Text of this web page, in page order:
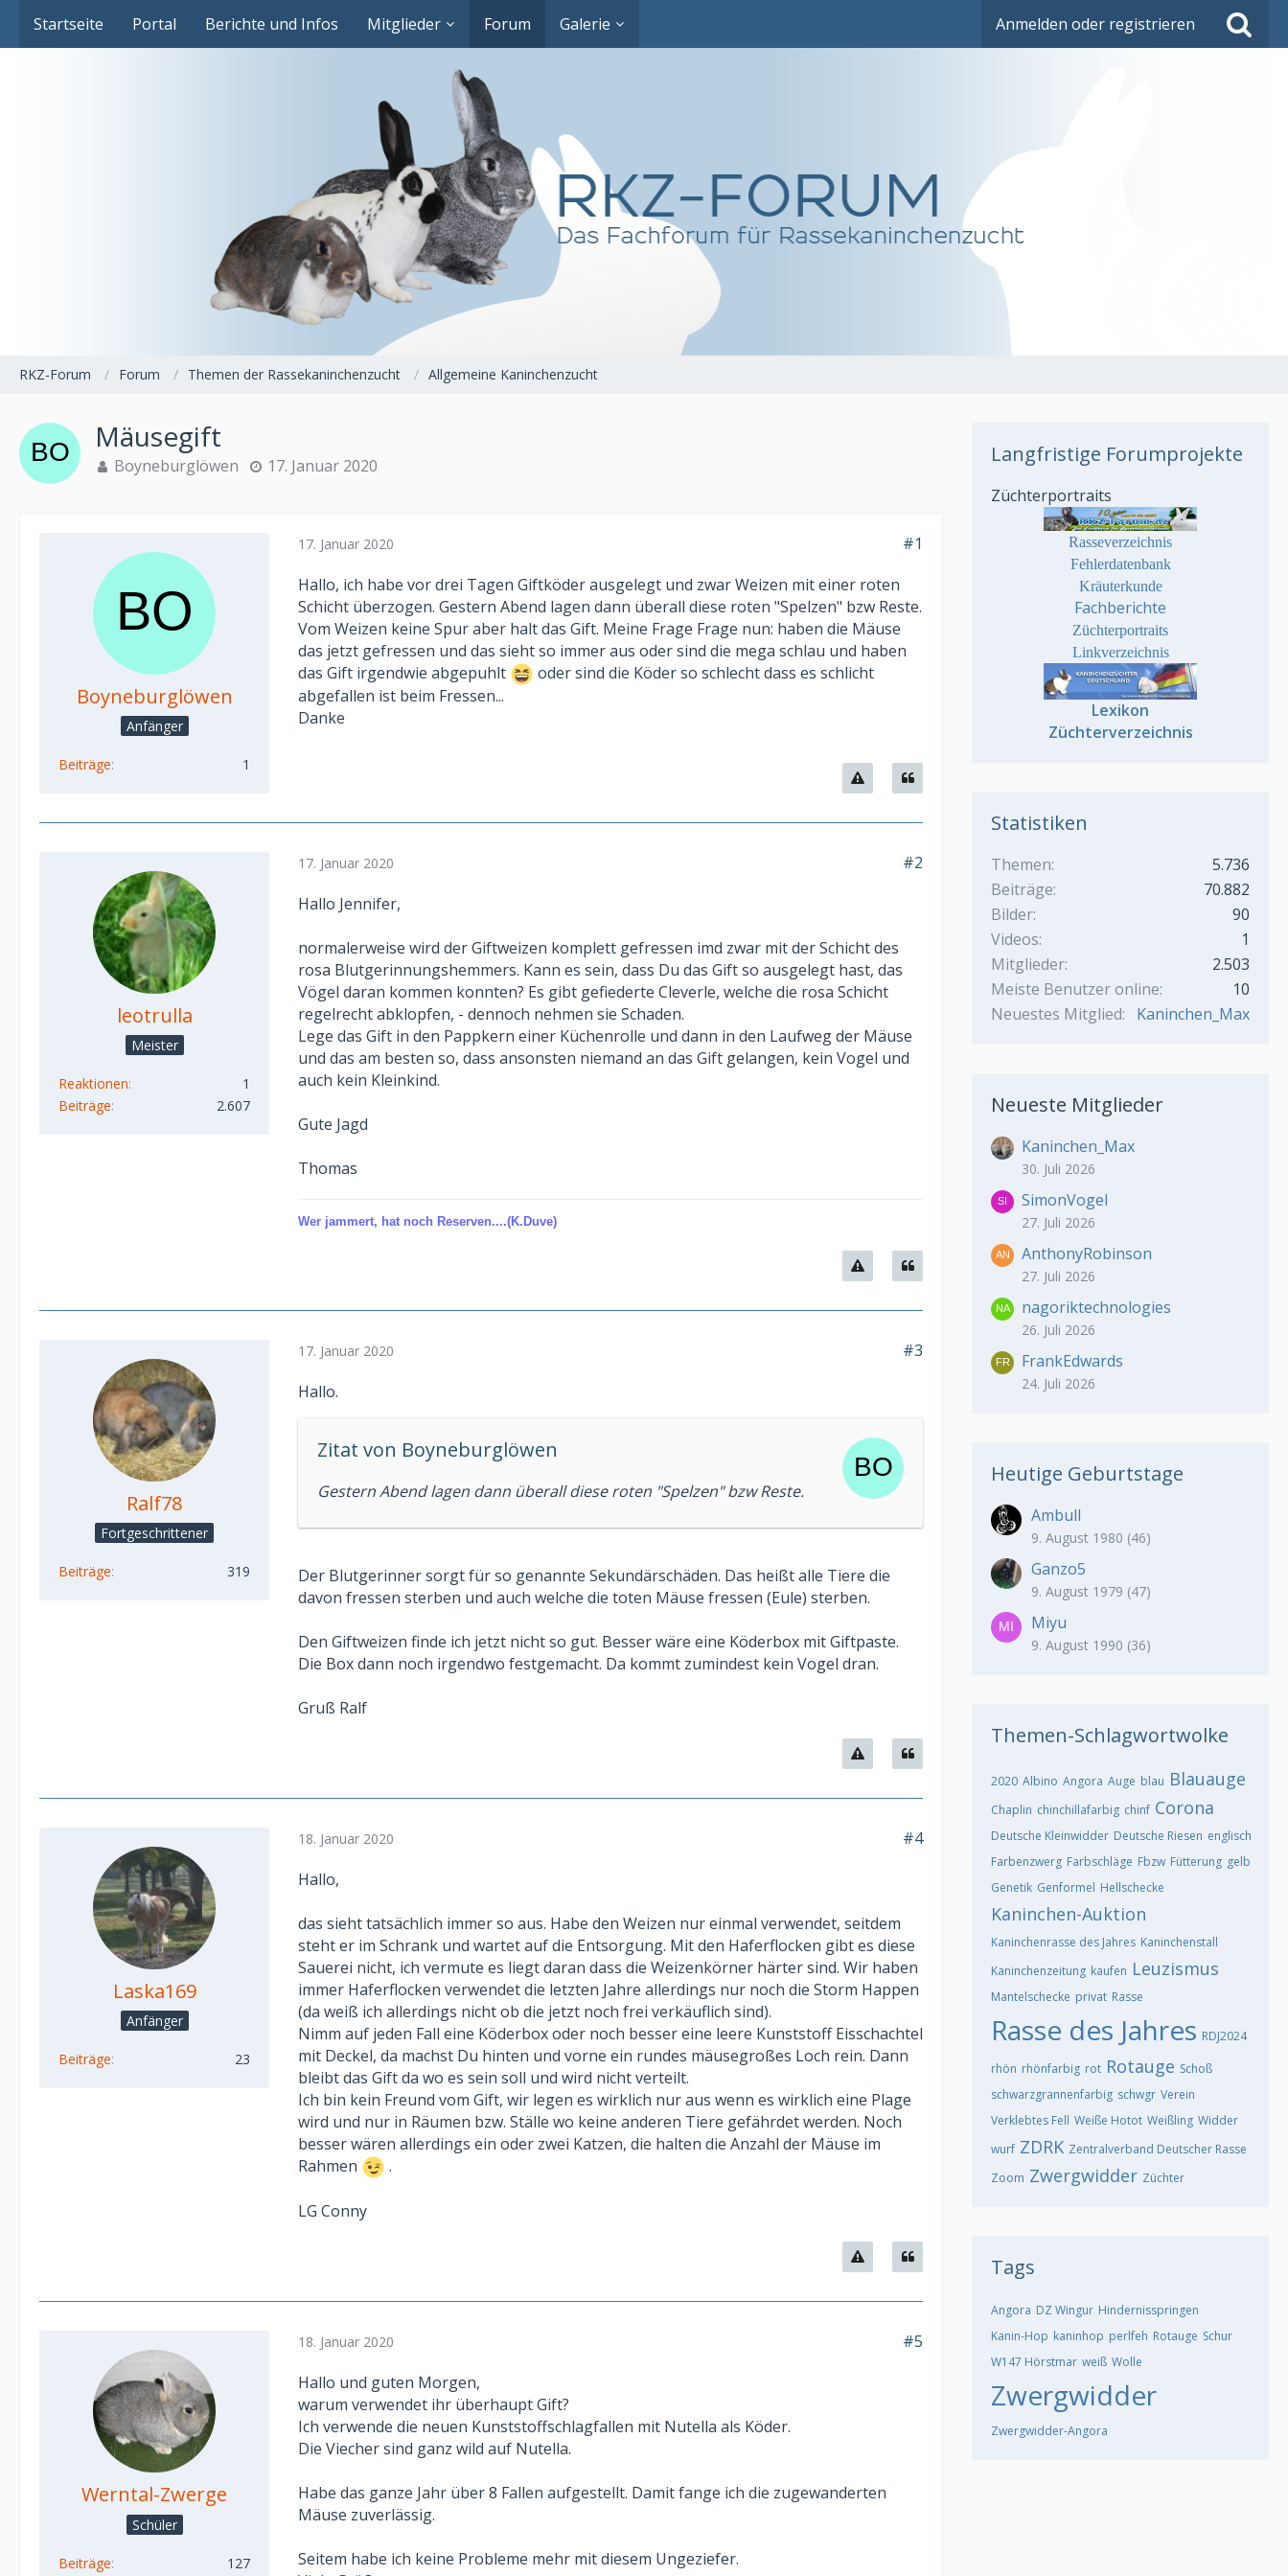
Startseite Portal Berichte und Infos Mitglieder Forum Galerie Anmelden oder registrieren
RKZ-Forum Forum Themen der Rassekaninchenzucht Allgemeine Kaninchenzucht
Mäusegift
Boyneburglöwen 17. Januar 2020
Boyneburglöwen
Anfänger
Beiträge 1
17. Januar 2020
#1
Hallo, ich habe vor drei Tagen Giftköder ausgelegt und zwar Weizen mit einer roten
Schicht überzogen. Gestern Abend lagen dann überall diese roten "Spelzen" bzw Reste.
Vom Weizen keine Spur aber halt das Gift. Meine Frage Frage nun: haben die Mäuse
das jetzt gefressen und das sieht so immer aus oder sind die mega schlau und haben
das Gift irgendwie abgepuhlt
oder sind die Köder so schlecht dass es schlicht
abgefallen ist beim Fressen...
Danke
leotrulla
Meister
Reaktionen
1
Beiträge
2.607
17. Januar 2020
#2
Hallo Jennifer,
normalerweise wird der Giftweizen komplett gefressen imd zwar mit der Schicht des
rosa Blutgerinnungshemmers. Kann es sein, dass Du das Gift so ausgelegt hast, das
Vögel daran kommen konnten? Es gibt gefiederte Cleverle, welche die rosa Schicht
regelrecht abklopfen, - dennoch nehmen sie Schaden.
Lege das Gift in den Pappkern einer Küchenrolle und dann in den Laufweg der Mäuse
und das am besten so, dass ansonsten niemand an das Gift gelangen, kein Vogel und
auch kein Kleinkind.
Gute Jagd
Thomas
Wer jammert, hat noch Reserven....(K.Duve)
Ralf78
Fortgeschrittener
Beiträge 319
17. Januar 2020
#3
Hallo.
Zitat von Boyneburglöwen
Gestern Abend lagen dann überall diese roten "Spelzen" bzw Reste.
Der Blutgerinner sorgt für so genannte Sekundärschäden. Das heißt alle Tiere die
davon fressen sterben und auch welche die toten Mäuse fressen (Eule) sterben.
Den Giftweizen finde ich jetzt nicht so gut. Besser wäre eine Köderbox mit Giftpaste.
Die Box dann noch irgendwo festgemacht. Da kommt zumindest kein Vogel dran.
Gruß Ralf
Laska169
Anfänger
Beiträge 23
18. Januar 2020
#4
Hallo,
das sieht tatsächlich immer so aus. Habe den Weizen nur einmal verwendet, seitdem
steht er im Schrank und wartet auf die Entsorgung. Mit den Haferflocken gibt es diese
Sauerei nicht, ich vermute es liegt daran dass die Weizenkörner härter sind. Wir haben
immer Haferflocken verwendet die letzten Jahre allerdings nur noch die Storm Happen
(da weiß ich allerdings nicht ob die jetzt noch frei verkäuflich sind).
Nimm auf jeden Fall eine Köderbox oder noch besser eine leere Kunststoff Eisschachtel
mit Deckel, da machst Du hinten und vorne ein rundes mäusegroßes Loch rein. Dann
bleibt das Gift da wo es sein soll und wird nicht verteilt.
Ich bin kein Freund vom Gift, wir legen es wirklich nur aus wenn es wirklich eine Plage
wird und nur in Räumen bzw. Ställe wo keine anderen Tiere gefährdet werden. Noch
besser wären allerdings ein oder zwei Katzen, die halten die Anzahl der Mäuse im
Rahmen
.
LG Conny
Werntal-Zwerge
Schüler
Beiträge 127
18. Januar 2020
#5
Hallo und guten Morgen,
warum verwendet ihr überhaupt Gift?
Ich verwende die neuen Kunststoffschlagfallen mit Nutella als Köder.
Die Viecher sind ganz wild auf Nutella.
Habe das ganze Jahr über 8 Fallen aufgestellt. Damit fange ich die zugewanderten
Mäuse zuverlässig.
Seitem habe ich keine Probleme mehr mit diesem Ungeziefer.
Langfristige Forumprojekte
Züchterportraits
Rasseverzeichnis
Fehlerdatenbank
Kräuterkunde
Fachberichte
Züchterportraits
Linkverzeichnis
Lexikon
Züchterverzeichnis
Statistiken
Themen
5.736
Beiträge
70.882
Bilder
90
Videos
1
Mitglieder
2.503
Meiste Benutzer online
10
Neuestes Mitglied
Kaninchen_Max
Neueste Mitglieder
Kaninchen_Max
30. Juli 2026
SimonVogel
27. Juli 2026
AnthonyRobinson
27. Juli 2026
nagoriktechnologies
26. Juli 2026
FrankEdwards
24. Juli 2026
Heutige Geburtstage
Ambull
9. August 1980 (46)
Ganzo5
9. August 1979 (47)
Miyu
9. August 1990 (36)
Themen-Schlagwortwolke
2020 Albino Angora Auge blau Blauauge
Chaplin chinchillafarbig chinf Corona
Deutsche Kleinwidder Deutsche Riesen englisch
Farbenzwerg Farbschläge Fbzw Fütterung gelb
Genetik Genformel Hellschecke
Kaninchen-Auktion
Kaninchenrasse des Jahres Kaninchenstall
Kaninchenzeitung kaufen Leuzismus
Mantelschecke privat Rasse
Rasse des Jahres RDJ2024
rhön rhönfarbig rot Rotauge Schoß
schwarzgrannenfarbig schwgr Verein
Verklebtes Fell Weiße Hotot Weißling Widder
wurf ZDRK Zentralverband Deutscher Rasse
Zoom Zwergwidder Züchter
Tags
Angora DZ Wingur Hindernisspringen
Kanin-Hop kaninhop perlfeh Rotauge Schur
W147 Hörstmar weiß Wolle
Zwergwidder
Zwergwidder-Angora